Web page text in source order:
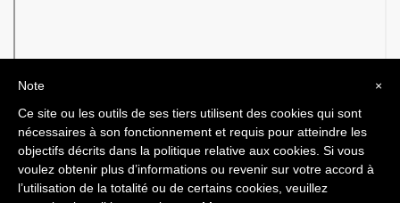
ARTICLE PRÉCÉDENT ARTICLE SUIVANT
×
Note
Ce site ou les outils de ses tiers utilisent des cookies qui sont
nécessaires à son fonctionnement et requis pour atteindre les
objectifs décrits dans la politique relative aux cookies. Si vous
voulez obtenir plus d’informations ou revenir sur votre accord à
l’utilisation de la totalité ou de certains cookies, veuillez